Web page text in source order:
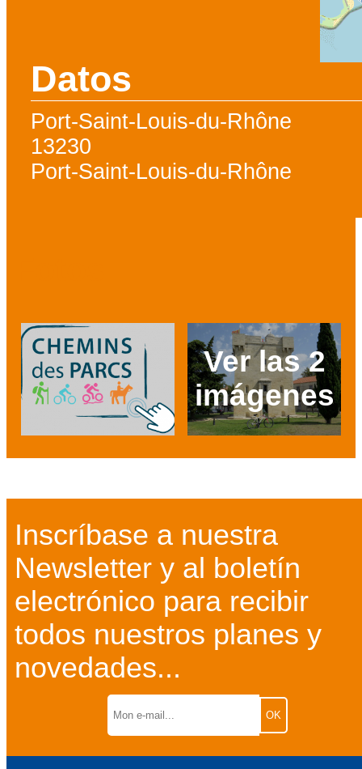
Datos
Port-Saint-Louis-du-Rhône
13230
Port-Saint-Louis-du-Rhône
Ver las 2
imágenes
Inscríbase a nuestra
Newsletter y al boletín
electrónico para recibir
todos nuestros planes y
novedades...